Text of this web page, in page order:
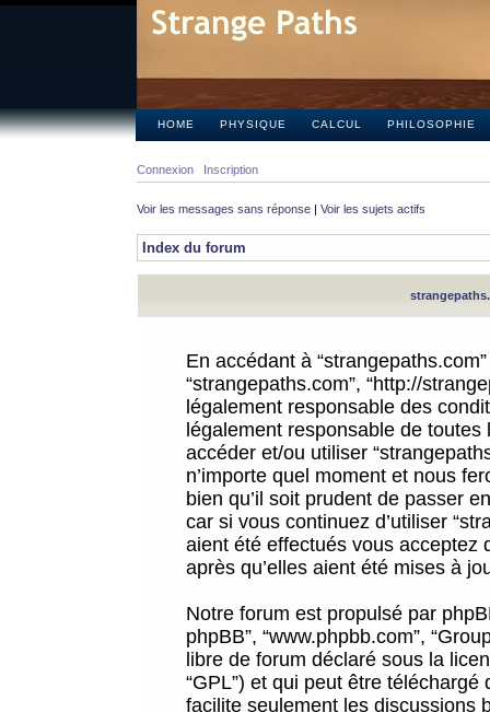
HOME PHYSIQUE CALCUL PHILOSOPHIE
Connexion Inscription
Voir les messages sans réponse | Voir les sujets actifs
Index du forum
En accédant à
“strangepaths.com”, “http://
légalement responsable des
légalement responsable de
accéder et/ou utiliser
n’importe quel moment et nous
bien qu’il soit prudent de passer
car si vous continuez d’utiliser
aient été effectués vous acceptez
après qu’elles aient été mises à
Notre forum est propulsé par
phpBB”, “www.phpbb.com”,
libre de forum déclaré sous la
“GPL”) et qui peut être téléchargé
facilite seulement les discussions